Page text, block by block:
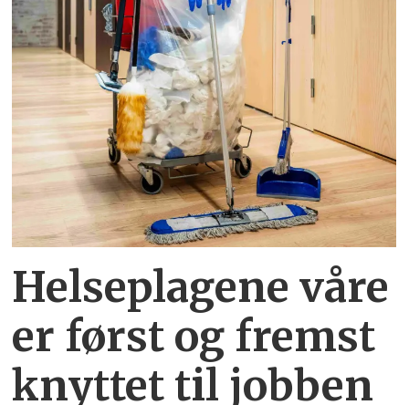
Helseplagene våre
er først og fremst
knyttet til jobben